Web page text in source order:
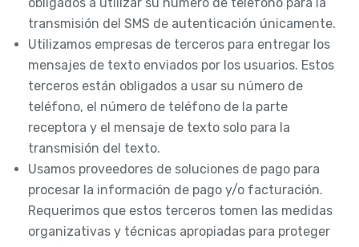
transmisión del SMS de autenticación únicamente.
Utilizamos empresas de terceros para entregar los
mensajes de texto enviados por los usuarios. Estos
terceros están obligados a usar su número de
teléfono, el número de teléfono de la parte
receptora y el mensaje de texto solo para la
transmisión del texto.
Usamos proveedores de soluciones de pago para
procesar la información de pago y/o facturación.
Requerimos que estos terceros tomen las medidas
organizativas y técnicas apropiadas para proteger